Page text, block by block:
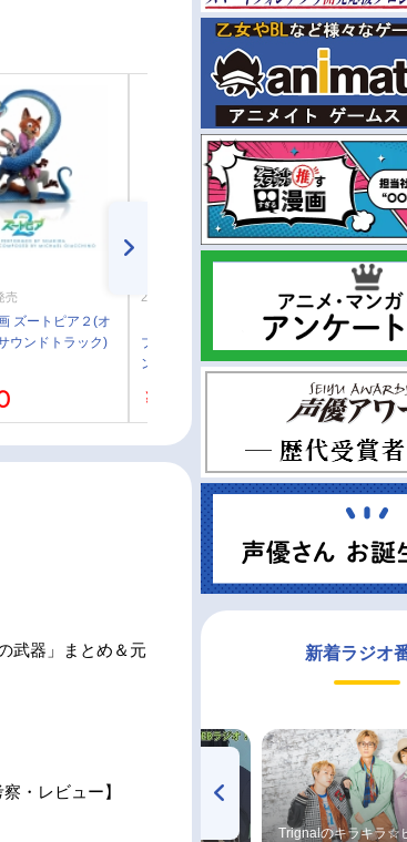
売
ズートピア２(オ
ウンドトラック)
2026/05/20 発売
【Blu-ray】映画 ズートピア２
ブルーレイ ＋ DVD セット コ
ンプリート・ケース付き（数量
￥5,390
即取り
2026/05/
【Blu-
ブルー
￥
武器」まとめ＆元
・レビュー】
新着ラジオ
Trignalのキラキラ☆